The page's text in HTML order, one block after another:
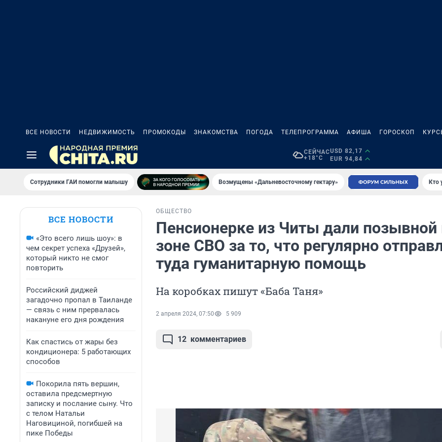
ВСЕ НОВОСТИ НЕДВИЖИМОСТЬ ПРОМОКОДЫ ЗНАКОМСТВА ПОГОДА ТЕЛЕПРОГРАММА АФИША ГОРОСКОП
СЕЙЧАС
+18°C
USD 82,17
EUR 94,84
Сотрудники ГАИ помогли малышу Возмущены «Дальневосточному гектару» Кто
ВСЕ НОВОСТИ
«Это всего лишь шоу»: в
чем секрет успеха «Друзей»,
который никто не смог
повторить
Российский диджей
загадочно пропал в Таиланде
— связь с ним прервалась
накануне его дня рождения
Как спастись от жары без
кондиционера: 5 работающих
способов
Покорила пять вершин,
оставила предсмертную
записку и послание сыну. Что
с телом Натальи
Наговициной, погибшей на
пике Победы
ОБЩЕСТВО
Пенсионерке из Читы дали позывной
зоне СВО за то, что регулярно
туда гуманитарную помощь
На коробках пишут «Баба Таня»
2 апреля 2024, 07:50 5 909
12 комментариев